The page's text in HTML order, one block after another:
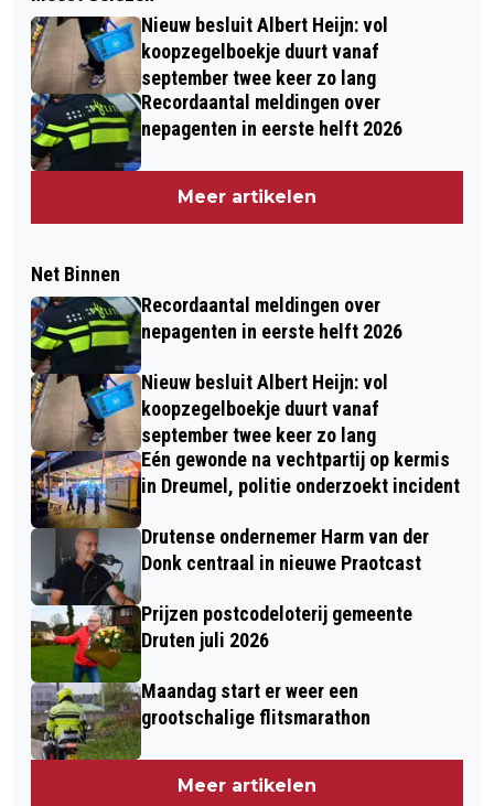
Nieuw besluit Albert Heijn: vol
koopzegelboekje duurt vanaf
september twee keer zo lang
Recordaantal meldingen over
nepagenten in eerste helft 2026
Meer artikelen
Net Binnen
Recordaantal meldingen over
nepagenten in eerste helft 2026
Nieuw besluit Albert Heijn: vol
koopzegelboekje duurt vanaf
september twee keer zo lang
Eén gewonde na vechtpartij op kermis
in Dreumel, politie onderzoekt incident
Drutense ondernemer Harm van der
Donk centraal in nieuwe Praotcast
Prijzen postcodeloterij gemeente
Druten juli 2026
Maandag start er weer een
grootschalige flitsmarathon
Meer artikelen